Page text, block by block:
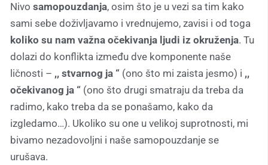
Nivo samopouzdanja, osim što je u vezi sa tim kako
sami sebe doživljavamo i vrednujemo, zavisi i od toga
koliko su nam važna očekivanja ljudi iz okruženja. Tu
dolazi do konflikta između dve komponente naše
ličnosti – ,, stvarnog ja “ (ono što mi zaista jesmo) i ,,
očekivanog ja “ (ono što drugi smatraju da treba da
radimo, kako treba da se ponašamo, kako da
izgledamo…). Ukoliko su one u velikoj suprotnosti, mi
bivamo nezadovoljni i naše samopouzdanje se
urušava.